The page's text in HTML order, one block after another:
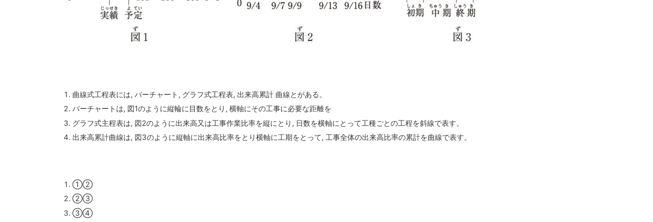
曲線式工程表には, バーチャート, グラフ式工程表, 出来高累計 曲線とがある。
バーチャートは, 図1のように縦輪に目数をとり, 横軸にその工事に必要な距離を
グラフ式主程表は, 図2のように出来高又は工事作業比率を縦にとり, 日数を横軸にとって工種ごとの工程を斜線で表す。
出来高累計曲線は, 図3のように縦軸に出来高比率をとり横軸に工期をとって, 工事全体の出来高比率の累計を曲線で表す。
➀②
②③
③④